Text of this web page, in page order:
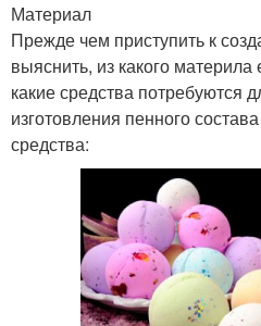
Материал
Прежде чем приступить к
выяснить, из какого
какие средства потребуются
изготовления пенного
средства: